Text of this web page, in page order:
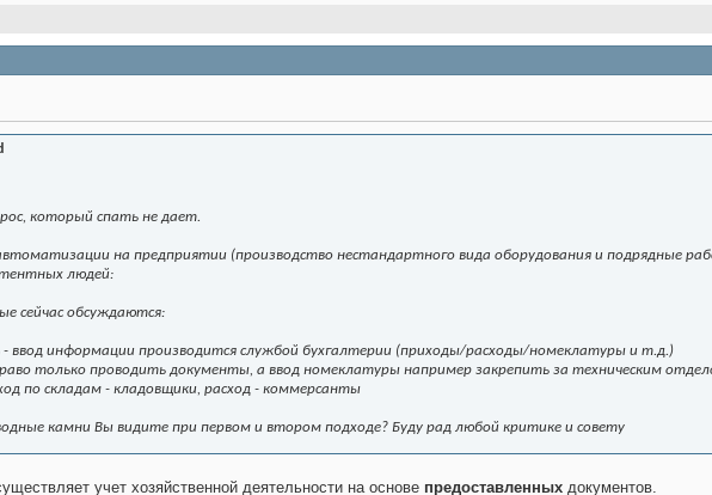
который спать не дает.
на предприятии (производство нестандартного вида оборудования и подрядные
людей:
сейчас обсуждаются:
- ввод информации производится службой бухгалтерии (приходы/расходы/номеклатуры и т.д.)
только проводить документы, а ввод номеклатуры например закрепить за техническим
по складам - кладовщики, расход - коммерсанты
камни Вы видите при первом и втором подходе? Буду рад любой критике и совету
учет хозяйственной деятельности на основе предоставленных документов.